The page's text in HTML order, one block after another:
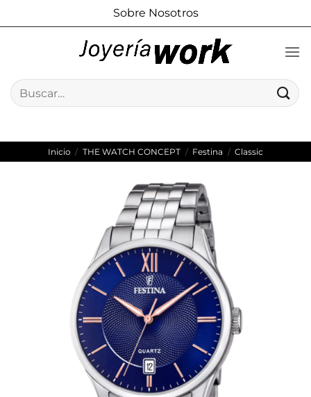
al
Sobre Nosotros
Buscar
por:
Inicio / THE WATCH CONCEPT / Festina / Classic